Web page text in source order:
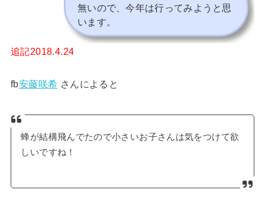
無いので、今年は行ってみようと思
います
追記2018.4.24
fb安藤咲希 さんによると
蜂が結構飛んでたので小さいお子さんは気をつけて欲
しいですね！